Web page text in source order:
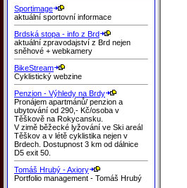
Sportimage
aktuální sportovní informace
Brdská stopa - info z Brd
aktuální zpravodajství z Brd nejen
sněhové + webkamery
BikeStream
Cyklistický webzine
Penzion - Výhledy na Brdy
Pronájem apartmánů/ penzion a
ubytování od 290,- Kč/osoba v
Těškově na Rokycansku.
V zimě běžecké lyžování ve Ski areál
Těškov a v létě cyklistika nejen v
Brdech. Dostupnost 3 km od dálnice
D5 exit 50.
Tomáš Hrubý - Axiory
Portfolio management - Tomáš Hrubý